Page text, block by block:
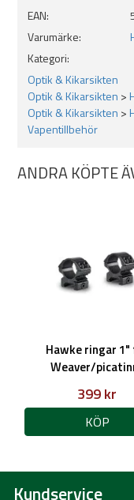
EAN:
Varumärke:
Kategori:
Optik & Kikarsikten
Optik & Kikarsikten >
Optik & Kikarsikten >
Vapentillbehör
ANDRA KÖPTE
Hawke ringar 1"
Weaver/
399 kr
KÖP
Kundservice